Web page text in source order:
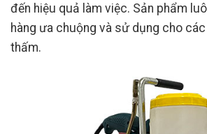
đến hiệu quả làm việc. Sản phẩm
hàng ưa chuộng và sử dụng cho
thấm.